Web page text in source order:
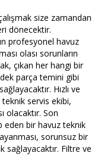
size zamandan
dönecektir.
profesyonel havuz
olası sorunların
çıkan her hangi bir
parça temini gibi
Hızlı ve
servis ekibi,
olacaktır. Son
eden bir havuz teknik
sorunsuz bir
sağlayacaktır. Filtre ve